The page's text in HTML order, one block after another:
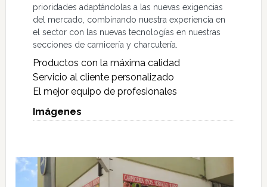
prioridades adaptándolas a las nuevas exigencias
del mercado, combinando nuestra experiencia en
el sector con las nuevas tecnologías en nuestras
secciones de carnicería y charcutería.
Productos con la máxima calidad
Servicio al cliente personalizado
El mejor equipo de profesionales
Imágenes